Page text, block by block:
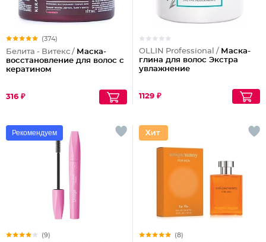
(374)
Белита - Витекс / Маска-
восстановление для волос с
кератином
316 ₽
OLLIN Professional / Маска-
глина для волос Экстра
увлажнение
1129 ₽
Рекомендуем
(9) (8)